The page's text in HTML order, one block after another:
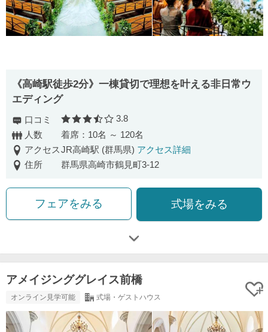
《高崎駅徒歩2分》一棟貸切で理想を叶える非日常ウ
エディング
口コミ 口コミ評価
3.8
人数
着席：10名 ～ 120名
アクセスJR高崎駅 (群馬県) アクセス詳細
住所
群馬県高崎市鶴見町3-12
フェアをみる 式場をみる
アメイジンググレイス前橋
オンライン見学可能 式場・ゲストハウス